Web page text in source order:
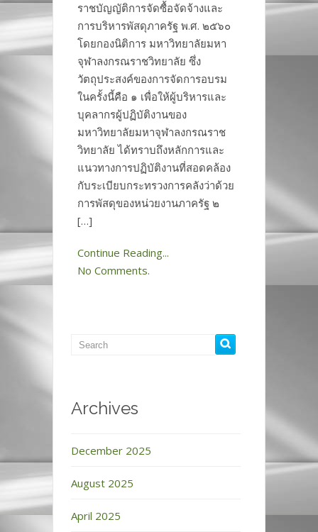
ราชบัญญัติการจัดซื้อจัดจ้างและ
การบริหารพัสดุภาครัฐ พ.ศ. ๒๕๖๐
โดยกองนิติการ มหาวิทยาลัยมหา
จุฬาลงกรณราชวิทยาลัย ซึ่ง
วัตถุประสงค์ของการจัดการอบรม
ในครั้งนี้คือ ๑ เพื่อให้ผู้บริหารและ
บุคลากรผู้ปฏิบัติงานของ
มหาวิทยาลัยมหาจุฬาลงกรณราช
วิทยาลัย ได้ทราบถึงหลักการและ
แนวทางการปฏิบัติงานที่สอดคล้อง
กับระเบียบกระทรวงการคลังว่าด้วย
การพัสดุของหน่วยงานภาครัฐ ๒
[…]
Continue Reading...
No Comments.
Archives
December 2025
August 2025
April 2025